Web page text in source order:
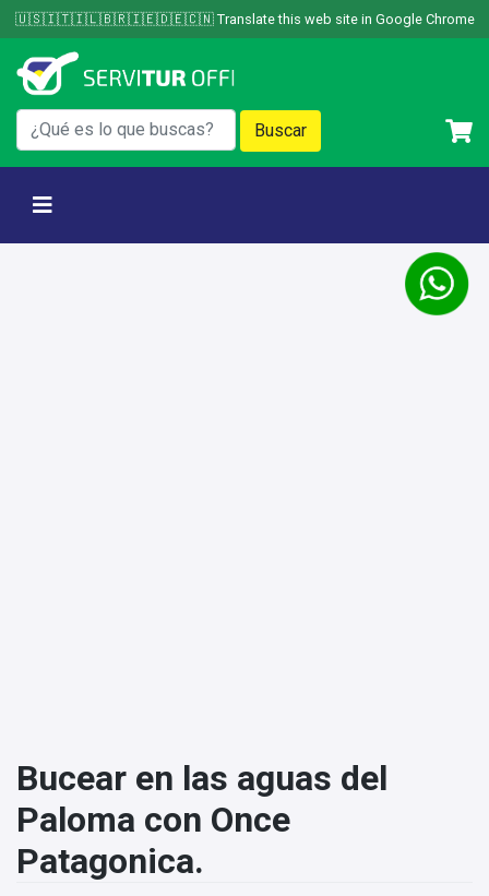
Skip
to
content
🇺🇸🇮🇹🇮🇱🇧🇷🇮🇪🇩🇪🇨🇳 Translate this web site in Google Chrome
Bucear en las aguas del
Paloma con Once
Patagonica.